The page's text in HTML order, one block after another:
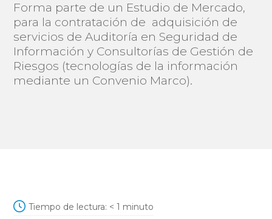
Forma parte de un Estudio de Mercado,
para la contratación de adquisición de
servicios de Auditoría en Seguridad de
Información y Consultorías de Gestión de
Riesgos (tecnologías de la información
mediante un Convenio Marco).
Tiempo de lectura: < 1 minuto